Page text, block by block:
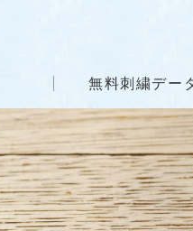
無料刺繍デー